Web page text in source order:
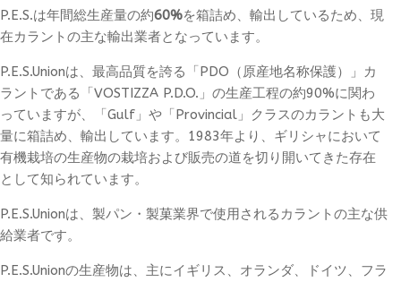
P.E.S.は年間総生産量の約60%を箱詰め、輸出しているため、現
在カラントの主な輸出業者となっています。
P.E.S.Unionは、最高品質を誇る「PDO（原産地名称保護）」カ
ラントである「VOSTIZZA P.D.O.」の生産工程の約90%に関わ
っていますが、「Gulf」や「Provincial」クラスのカラントも大
量に箱詰め、輸出しています。1983年より、ギリシャにおいて
有機栽培の生産物の栽培および販売の道を切り開いてきた存在
として知られています。
P.E.S.Unionは、製パン・製菓業界で使用されるカラントの主な供
給業者です。
P.E.S.Unionの生産物は、主にイギリス、オランダ、ドイツ、フラ